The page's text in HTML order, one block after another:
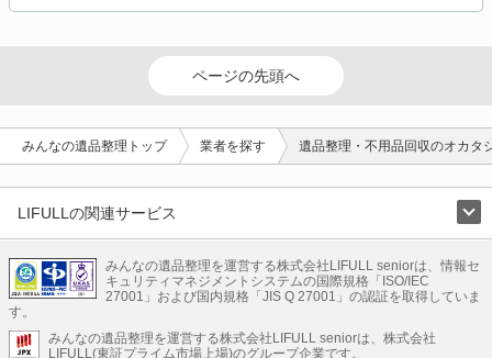
ページの先頭へ
みんなの遺品整理トップ 業者を探す 遺品整理・不用品回収のオカタ
LIFULLの関連サービス
不動産・住宅 引越し 老人ホーム 地方創生
ママの就労支援
不動産クラウドファンディング 遺品整理 老後の暮らし情報
LIFULL HOME'Sのサービス
みんなの遺品整理を運営する株式会社LIFULL seniorは、情報セ
キュリティマネジメントシステムの国際規格「ISO/IEC
27001」および国内規格「JIS Q 27001」の認証を取得していま
す。
みんなの遺品整理を運営する株式会社LIFULL seniorは、株式会社
LIFULL(東証プライム市場上場)のグループ企業です。